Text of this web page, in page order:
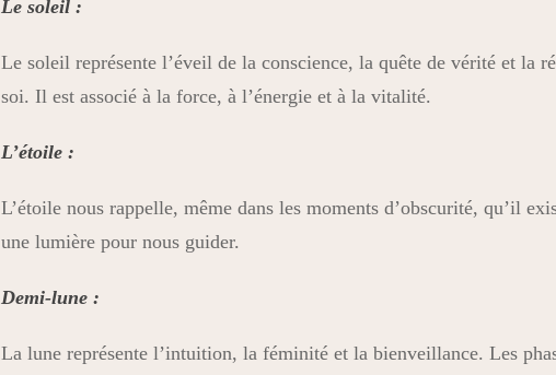
Le soleil :
Le soleil représente l’éveil de la conscience, la quête de vérité et la
soi. Il est associé à la force, à l’énergie et à la vitalité.
L’étoile :
L’étoile nous rappelle, même dans les moments d’obscurité, qu’il
une lumière pour nous guider.
Demi-lune :
La lune représente l’intuition, la féminité et la bienveillance. Les